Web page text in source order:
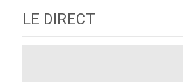
LE DIRECT